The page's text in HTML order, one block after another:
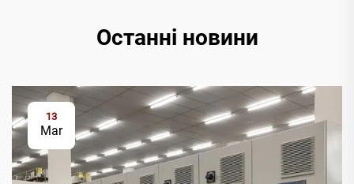
Останні новини
13
Mar